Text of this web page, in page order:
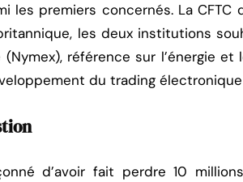
les premiers concernés. La CFTC
les deux institutions
référence sur l’énergie
du trading
d’avoir fait perdre 10